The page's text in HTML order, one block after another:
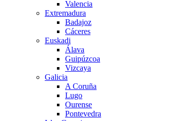
Valencia
Extremadura
Badajoz
Cáceres
Euskadi
Álava
Guipúzcoa
Vizcaya
Galicia
A Coruña
Lugo
Ourense
Pontevedra